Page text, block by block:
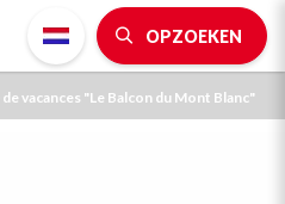
OPZOEKEN
vacances "Le Balcon du Mont Blanc"